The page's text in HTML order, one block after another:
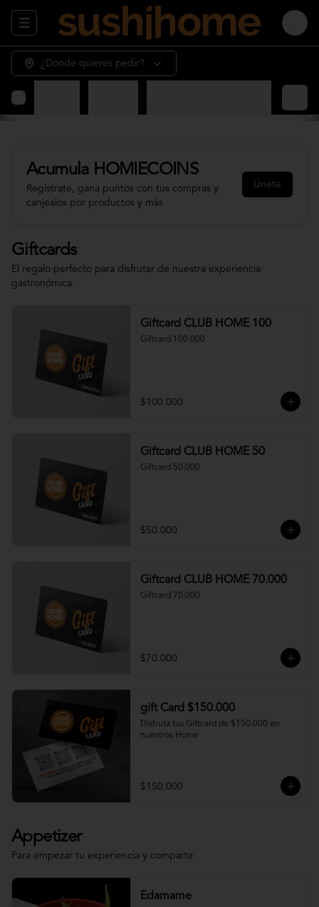
Abrir menu de navegación Login
¿Dónde quieres pedir?
Acumula HOMIECOINS
Regístrate, gana puntos con tus compras y
canjealos por productos y más
Únete
Giftcards
El regalo perfecto para disfrutar de nuestra experiencia
gastronómica.
Giftcard CLUB HOME 100
Giftcard 100.000
$100.000
Giftcard CLUB HOME 50
Giftcard 50.000
$50.000
Giftcard CLUB HOME 70.000
Giftcard 70.000
$70.000
gift Card $150.000
Disfruta tus Giftcard de $150.000 en
nuestros Home
$150.000
Appetizer
Para empezar tu experiencia y compartir.
Edamame